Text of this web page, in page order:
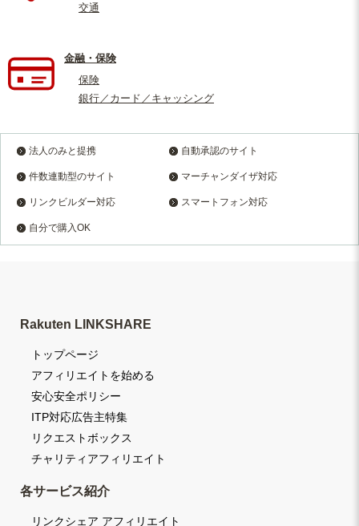
交通
金融・保険
保険
銀行／カード／キャッシング
法人のみと提携 自動承認のサイト
件数連動型のサイト マーチャンダイザ対応
リンクビルダー対応 スマートフォン対応
自分で購入OK
Rakuten LINKSHARE
トップページ
アフィリエイトを始める
安心安全ポリシー
ITP対応広告主特集
リクエストボックス
チャリティアフィリエイト
各サービス紹介
リンクシェア アフィリエイト